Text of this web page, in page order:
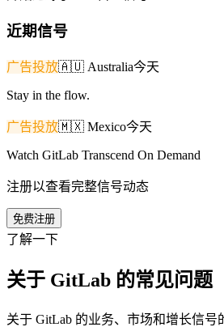
近期信号
广告投放🇦🇺 Australia今天
Stay in the flow.
广告投放🇲🇽 Mexico今天
Watch GitLab Transcend On Demand
注册以查看完整信号动态
免费注册
了解一下
关于 GitLab 的常见问题
关于 GitLab 的业务、市场和增长信号